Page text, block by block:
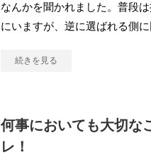
なんかを聞かれました。普段
にいますが、逆に選ばれる側
続きを見る
何事においても大切な
レ！